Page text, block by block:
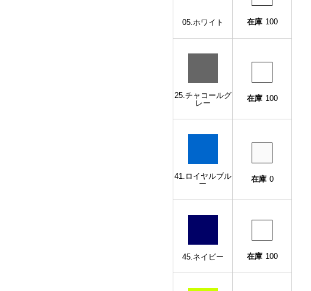
05.ホワイト 在庫 100
25.チャコールグ
レー
在庫 100
41.ロイヤルブル
ー
在庫 0
45.ネイビー 在庫 100